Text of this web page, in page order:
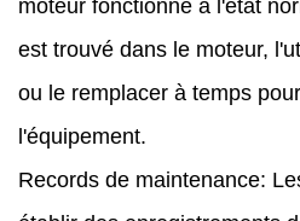
moteur fonctionne à l'état
est trouvé dans le moteur,
ou le remplacer à temps
l'équipement.
Records de maintenance: